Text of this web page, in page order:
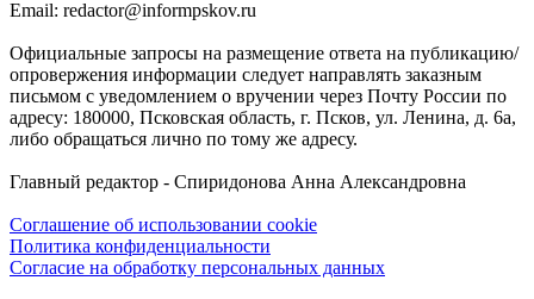
Email: redactor@informpskov.ru
Официальные запросы на размещение ответа на публикацию/
опровержения информации следует направлять заказным
письмом с уведомлением о вручении через Почту России по
адресу: 180000, Псковская область, г. Псков, ул. Ленина, д. 6а,
либо обращаться лично по тому же адресу.
Главный редактор - Спиридонова Анна Александровна
Соглашение об использовании cookie
Политика конфиденциальности
Согласие на обработку персональных данных